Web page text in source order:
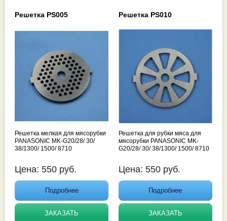
Решетка PS005
Решетка мелкая для мясорубки
PANASONIC MK-G20/28/ 30/
38/1300/ 1500/ 8710
Цена:550 руб.
Подробнее
ЗАКАЗАТЬ
Решетка PS010
Решетка для рубки мяса для
мясорубки PANASONIC MK-
G20/28/ 30/ 38/1300/ 1500/ 8710
Цена: 550 руб.
Подробнее
ЗАКАЗАТЬ